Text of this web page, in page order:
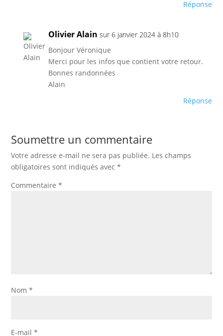
Réponse
Olivier Alain sur 6 janvier 2024 à 8h10
Bonjour Véronique
Merci pour les infos que contient votre retour.
Bonnes randonnées
Alain
Réponse
Soumettre un commentaire
Votre adresse e-mail ne sera pas publiée. Les champs
obligatoires sont indiqués avec*
Commentaire*
Nom*
E-mail*